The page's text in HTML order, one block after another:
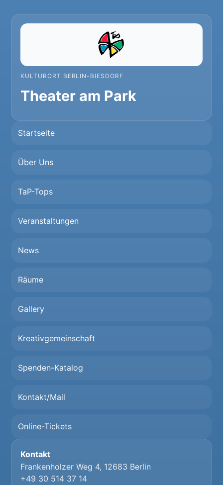
KULTURORT BERLIN-BIESDORF
Theater am Park
Startseite
Über Uns
TaP-Tops
Veranstaltungen
News
Räume
Gallery
Kreativgemeinschaft
Spenden-Katalog
Kontakt/Mail
Online-Tickets
Kontakt
Frankenholzer Weg 4, 12683 Berlin
+49 30 514 37 14